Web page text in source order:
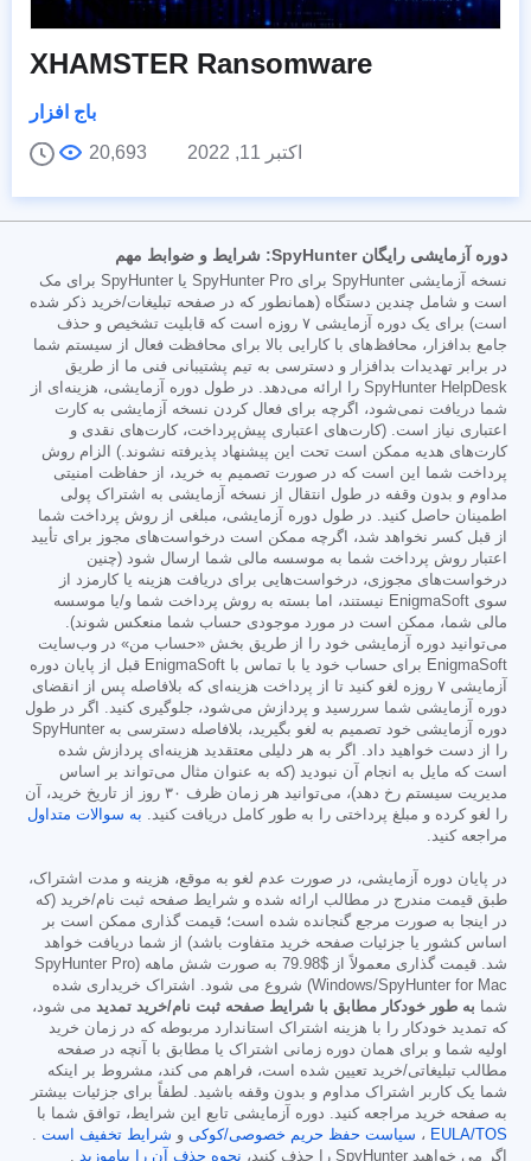
XHAMSTER Ransomware
باج افزار
اکتبر 11, 2022
20,693
دوره آزمایشی رایگان SpyHunter: شرایط و ضوابط مهم
نسخه آزمایشی SpyHunter برای SpyHunter Pro یا SpyHunter برای مک
است و شامل چندین دستگاه (همانطور که در صفحه تبلیغات/خرید ذکر شده
است) برای یک دوره آزمایشی ۷ روزه است که قابلیت تشخیص و حذف
جامع بدافزار، محافظ‌های با کارایی بالا برای محافظت فعال از سیستم شما
در برابر تهدیدات بدافزار و دسترسی به تیم پشتیبانی فنی ما از طریق
SpyHunter HelpDesk را ارائه می‌دهد. در طول دوره آزمایشی، هزینه‌ای از
شما دریافت نمی‌شود، اگرچه برای فعال کردن نسخه آزمایشی به کارت
اعتباری نیاز است. (کارت‌های اعتباری پیش‌پرداخت، کارت‌های نقدی و
کارت‌های هدیه ممکن است تحت این پیشنهاد پذیرفته نشوند.) الزام روش
پرداخت شما این است که در صورت تصمیم به خرید، از حفاظت امنیتی
مداوم و بدون وقفه در طول انتقال از نسخه آزمایشی به اشتراک پولی
اطمینان حاصل کنید. در طول دوره آزمایشی، مبلغی از روش پرداخت شما
از قبل کسر نخواهد شد، اگرچه ممکن است درخواست‌های مجوز برای تأیید
اعتبار روش پرداخت شما به موسسه مالی شما ارسال شود (چنین
درخواست‌های مجوزی، درخواست‌هایی برای دریافت هزینه یا کارمزد از
سوی EnigmaSoft نیستند، اما بسته به روش پرداخت شما و/یا موسسه
مالی شما، ممکن است در مورد موجودی حساب شما منعکس شوند).
می‌توانید دوره آزمایشی خود را از طریق بخش «حساب من» در وب‌سایت
EnigmaSoft برای حساب خود یا با تماس با EnigmaSoft قبل از پایان دوره
آزمایشی ۷ روزه لغو کنید تا از پرداخت هزینه‌ای که بلافاصله پس از انقضای
دوره آزمایشی شما سررسید و پردازش می‌شود، جلوگیری کنید. اگر در طول
دوره آزمایشی خود تصمیم به لغو بگیرید، بلافاصله دسترسی به SpyHunter
را از دست خواهید داد. اگر به هر دلیلی معتقدید هزینه‌ای پردازش شده
است که مایل به انجام آن نبودید (که به عنوان مثال می‌تواند بر اساس
مدیریت سیستم رخ دهد)، می‌توانید هر زمان ظرف ۳۰ روز از تاریخ خرید، آن
را لغو کرده و مبلغ پرداختی را به طور کامل دریافت کنید. به سوالات متداول
مراجعه کنید.
در پایان دوره آزمایشی، در صورت عدم لغو به موقع، هزینه و مدت اشتراک،
طبق قیمت مندرج در مطالب ارائه شده و شرایط صفحه ثبت نام/خرید (که
در اینجا به صورت مرجع گنجانده شده است؛ قیمت گذاری ممکن است بر
اساس کشور یا جزئیات صفحه خرید متفاوت باشد) از شما دریافت خواهد
شد. قیمت گذاری معمولاً از $79.98
به صورت شش ماهه (SpyHunter Pro
Windows/SpyHunter for Mac) شروع می شود. اشتراک خریداری شده
شما به طور خودکار مطابق با شرایط صفحه ثبت نام/خرید تمدید می شود،
که تمدید خودکار را با هزینه اشتراک استاندارد مربوطه که در زمان خرید
اولیه شما و برای همان دوره زمانی اشتراک یا مطابق با آنچه در صفحه
مطالب تبلیغاتی/خرید تعیین شده است، فراهم می کند، مشروط بر اینکه
شما یک کاربر اشتراک مداوم و بدون وقفه باشید. لطفاً برای جزئیات بیشتر
به صفحه خرید مراجعه کنید. دوره آزمایشی تابع این شرایط، توافق شما با
EULA/TOS ، سیاست حفظ حریم خصوصی/کوکی و شرایط تخفیف است
اگر می خواهید SpyHunter را حذف کنید،
نحوه حذف آن را بیاموزید